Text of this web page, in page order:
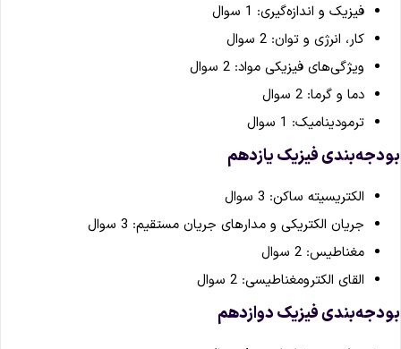
فیزیک و اندازه‌گیری: 1 سوال
کار، انرژی و توان: 2 سوال
ویژگی‌های فیزیکی مواد: 2 سوال
دما و گرما: 2 سوال
ترمودینامیک: 1 سوال
فیزیک یازدهم
الکتریسیته ساکن: 3 سوال
جریان الکتریکی و مدارهای جریان مستقیم: 3 سوال
مغناطیس: 2 سوال
القای الکترومغناطیسی: 2 سوال
فیزیک دوازدهم